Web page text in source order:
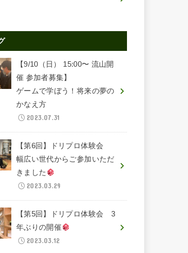
【9/10（日） 15:00〜 流山開
催 参加者募集】
ゲームで学ぼう！将来の夢の
かなえ方
2023.07.31
【第6回】ドリプロ体験会
幅広い世代からご参加いただ
きました
2023.03.29
【第5回】ドリプロ体験会 3
年ぶりの開催
2023.03.12